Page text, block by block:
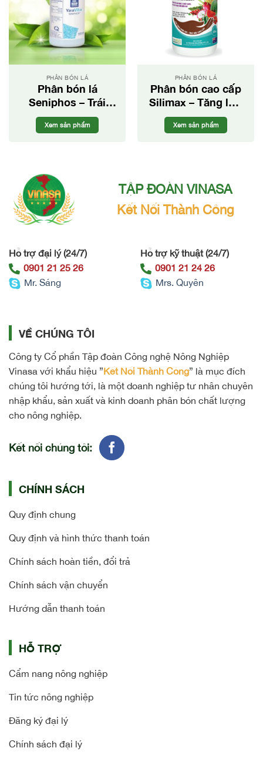
PHÂN BÓN LÁ
Phân bón lá
Seniphos – Trái
lớn, màu đẹp
Xem sản phẩm
PHÂN BÓN LÁ
Phân bón cao cấp
Silimax – Tăng lực
cho cây trồng
Xem sản phẩm
TẬP ĐOÀN VINASA
Kết Nối Thành Công
Hỗ trợ đại lý (24/7)
0901 21 25 26
Mr. Sáng
Hỗ trợ kỹ thuật (24/7)
0901 21 24 26
Mrs. Quyên
VỀ CHÚNG TÔI
Công ty Cổ phần Tập đoàn Công nghệ Nông Nghiệp
Vinasa với khẩu hiệu ”Kết Nối Thành Công” là mục đích
chúng tôi hướng tới, là một doanh nghiệp tư nhân chuyên
nhập khẩu, sản xuất và kinh doanh phân bón chất lượng
cho nông nghiệp.
Kết nối chúng tôi:
CHÍNH SÁCH
Quy định chung
Quy định và hình thức thanh toán
Chính sách hoàn tiền, đổi trả
Chính sách vận chuyển
Hướng dẫn thanh toán
HỖ TRỢ
Cẩm nang nông nghiệp
Tin tức nông nghiệp
Đăng ký đại lý
Chính sách đại lý